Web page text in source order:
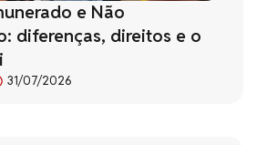
e Não
diferenças, direitos e o
31/07/2026